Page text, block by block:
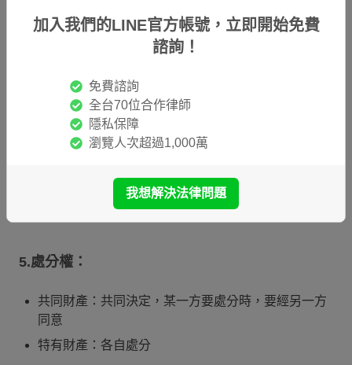
3.管理權與管理費用：
用由共同財產負擔
特有財產：各自管理、各自負擔
4.使用及收益權：
共同財產：共同使用、收益
5.處分權：
共同財產：共同決定，某一方要處分時，要經另一方
同意
特有財產：各自處分
加入我們的LINE官方帳號，立即開始免費
諮詢！
免費諮詢
全台70位合作律師
隱私保障
瀏覽人次超過1,000萬
我想解決法律問題